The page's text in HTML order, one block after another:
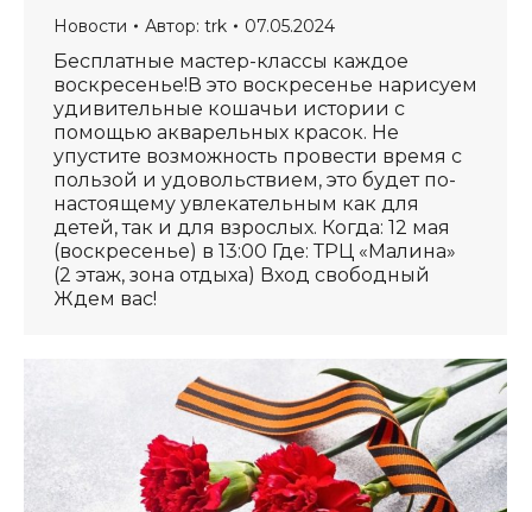
Новости Автор: trk 07.05.2024
Бесплатные мастер-классы каждое
воскресенье!В это воскресенье нарисуем
удивительные кошачьи истории с
помощью акварельных красок. Не
упустите возможность провести время с
пользой и удовольствием, это будет по-
настоящему увлекательным как для
детей, так и для взрослых. Когда: 12 мая
(воскресенье) в 13:00 Где: ТРЦ «Малина»
(2 этаж, зона отдыха) Вход свободный
Ждем вас!